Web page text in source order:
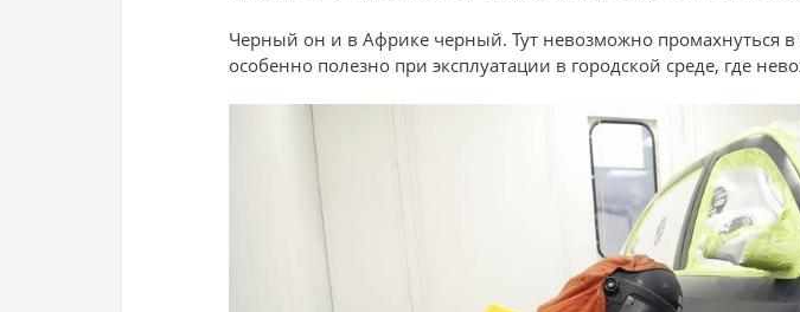
Черный он и в Африке черный. Тут невозможно промахнуться в
особенно полезно при эксплуатации в городской среде, где